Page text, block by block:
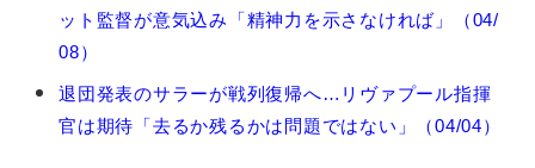
ネ・
ッ
ット監督が意気込み「精神力を示さなければ」（04/
08）
退団発表のサラーが戦列復帰へ…リヴァプール指揮
官は期待「去るか残るかは問題ではない」（04/04）